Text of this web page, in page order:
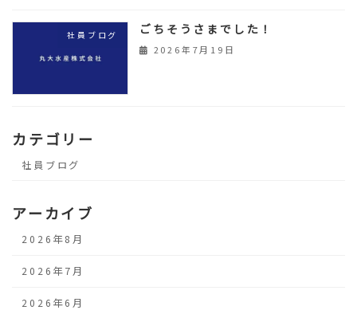
社員ブログ ごちそうさまでした！
2026年7月19日
カテゴリー
社員ブログ
アーカイブ
2026年8月
2026年7月
2026年6月